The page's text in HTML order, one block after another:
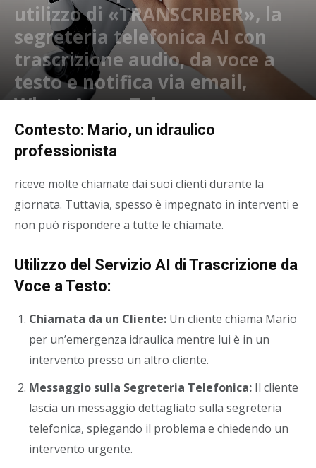
utilizzo di «TRANSCRIBER», la
segreteria telefonica AI con
trascrizione audio, da voce a
testo e notifica via email,
WhatsApp o Telegram
Di Asterweb - 30 Dicembre 2023
Contesto: Mario, un idraulico
professionista
riceve molte chiamate dai suoi clienti durante la
giornata. Tuttavia, spesso è impegnato in interventi e
non può rispondere a tutte le chiamate.
Utilizzo del Servizio AI di Trascrizione da
Voce a Testo:
Chiamata da un Cliente: Un cliente chiama Mario
per un’emergenza idraulica mentre lui è in un
intervento presso un altro cliente.
Messaggio sulla Segreteria Telefonica: Il cliente
lascia un messaggio dettagliato sulla segreteria
telefonica, spiegando il problema e chiedendo un
intervento urgente.